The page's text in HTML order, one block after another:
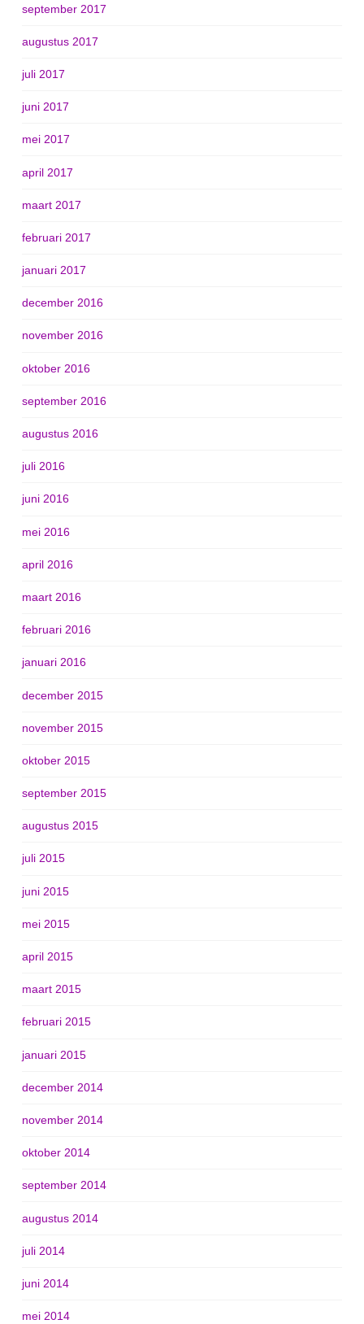
september 2017
augustus 2017
juli 2017
juni 2017
mei 2017
april 2017
maart 2017
februari 2017
januari 2017
december 2016
november 2016
oktober 2016
september 2016
augustus 2016
juli 2016
juni 2016
mei 2016
april 2016
maart 2016
februari 2016
januari 2016
december 2015
november 2015
oktober 2015
september 2015
augustus 2015
juli 2015
juni 2015
mei 2015
april 2015
maart 2015
februari 2015
januari 2015
december 2014
november 2014
oktober 2014
september 2014
augustus 2014
juli 2014
juni 2014
mei 2014